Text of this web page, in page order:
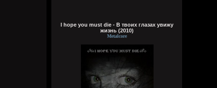
Вчера в 16:15:10
А я вовсе не колдунья,
Это мне судьба послала
Не судите строго, люди,
Пожалей меня, родня,
Видно, в жизни суждено мне
I hope you must die - В твоих глазах увижу
жизнь (2010)
Metalcore